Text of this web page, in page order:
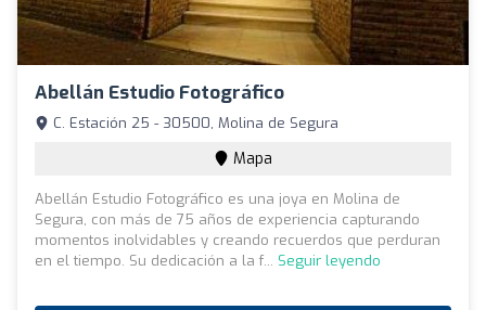
Abellán Estudio Fotográfico
C. Estación 25 - 30500, Molina de Segura
Mapa
Abellán Estudio Fotográfico es una joya en Molina de
Segura, con más de 75 años de experiencia capturando
momentos inolvidables y creando recuerdos que perduran
en el tiempo. Su dedicación a la f... Seguir leyendo